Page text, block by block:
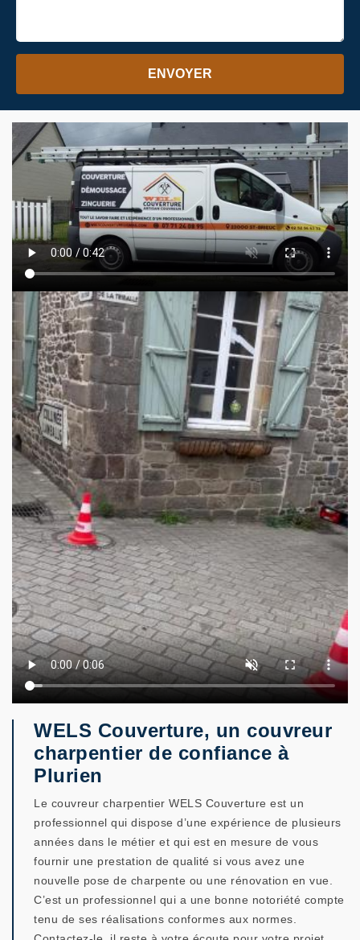
WELS Couverture, un couvreur
charpentier de confiance à
Plurien
Le couvreur charpentier WELS Couverture est un
professionnel qui dispose d’une expérience de plusieurs
années dans le métier et qui est en mesure de vous
fournir une prestation de qualité si vous avez une
nouvelle pose de charpente ou une rénovation en vue.
C’est un professionnel qui a une bonne notoriété compte
tenu de ses réalisations conformes aux normes.